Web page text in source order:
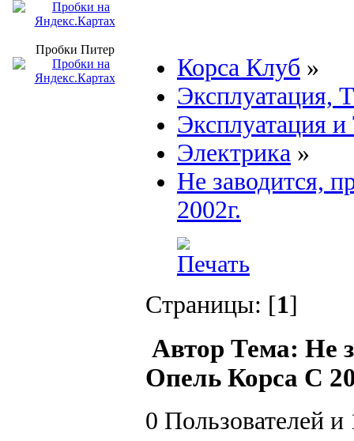
Пробки Питер
Корса Клуб »
Эксплуатация,
Эксплуатация
Электрика »
Не заводится,
2002г.
Страницы: [1]
Автор Тема: Не
Опель Корса С
0 Пользователей